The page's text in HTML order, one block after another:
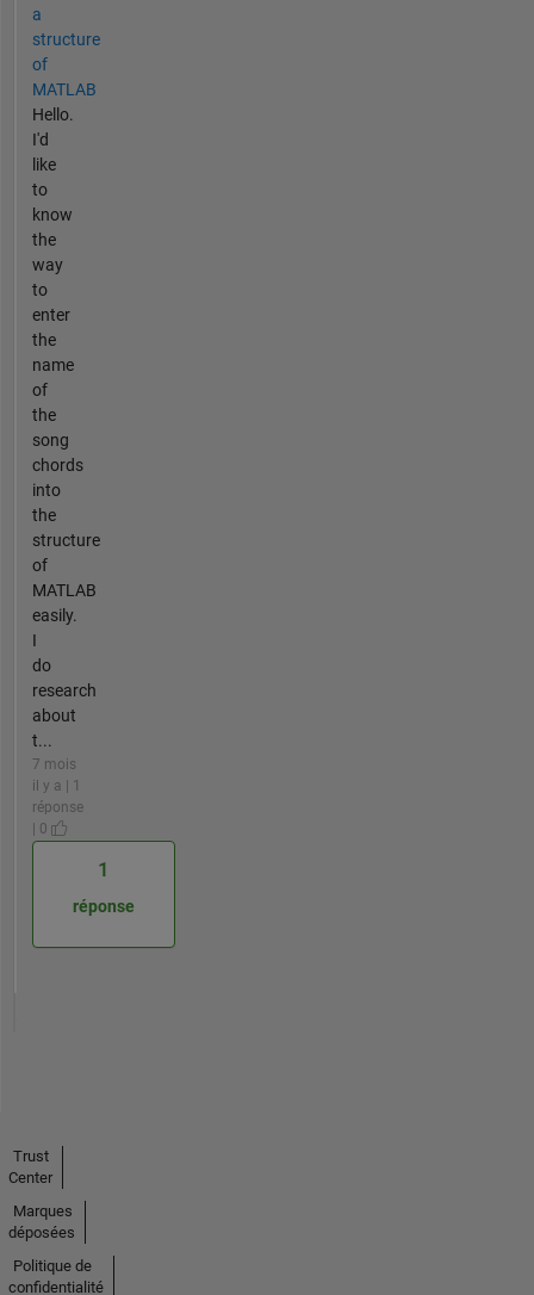
a
structure
of
MATLAB
Hello.
I'd
like
to
know
the
way
to
enter
the
name
of
the
song
chords
into
the
structure
of
MATLAB
easily.
I
do
research
about
t...
7 mois
il y a | 1
réponse
| 0
1
réponse
Trust
Center
Marques
déposées
Politique de
confidentialité